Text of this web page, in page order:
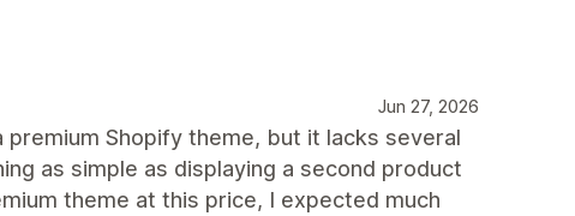
Jun 27, 2026
Shopify theme, but it lacks several
as simple as displaying a second product
theme at this price, I expected much